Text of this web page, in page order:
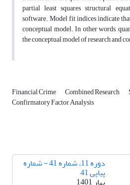
partial least squares structural
software. Model fit indices indicate
conceptual model. In other words,
the conceptual model of research and
Financial Crime Combined Research
Confirmatory Factor Analysis
دوره 11، شماره 41 - شماره
پیاپی 41